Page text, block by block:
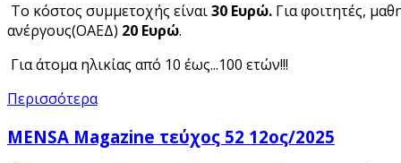
Το κόστος συμμετοχής είναι30 Ευρώ. Για φοιτητές,
ανέργους(ΟΑΕΔ) 20 Ευρώ.
Για άτομα ηλικίας από 10 έως...100 ετών!!!
Περισσότερα
MENSA Magazine τεύχος 52 12ος/2025